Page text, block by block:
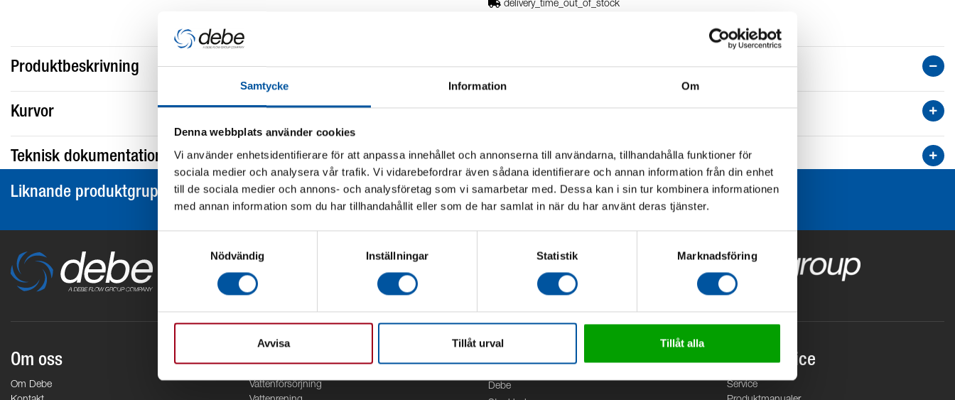
Samtycke Information Om
Denna webbplats använder cookies
Vi använder enhetsidentifierare för att anpassa innehållet och annonserna till användarna, tillhandahålla funktioner för
sociala medier och analysera vår trafik. Vi vidarebefordrar även sådana identifierare och annan information från din enhet
till de sociala medier och annons- och analysföretag som vi samarbetar med. Dessa kan i sin tur kombinera informationen
med annan information som du har tillhandahållit eller som de har samlat in när du har använt deras tjänster.
Nödvändig
Inställningar Statistik Marknadsföring
Avvisa Tillåt urval Tillåt alla
delivery_time_out_of_stock
Produktbeskrivning
Kurvor
Teknisk dokumentation
Liknande produktgrupper
Om oss
Om Debe
Områden
Vattenförsörjning
Kontor
Debe
Kundservice
Service